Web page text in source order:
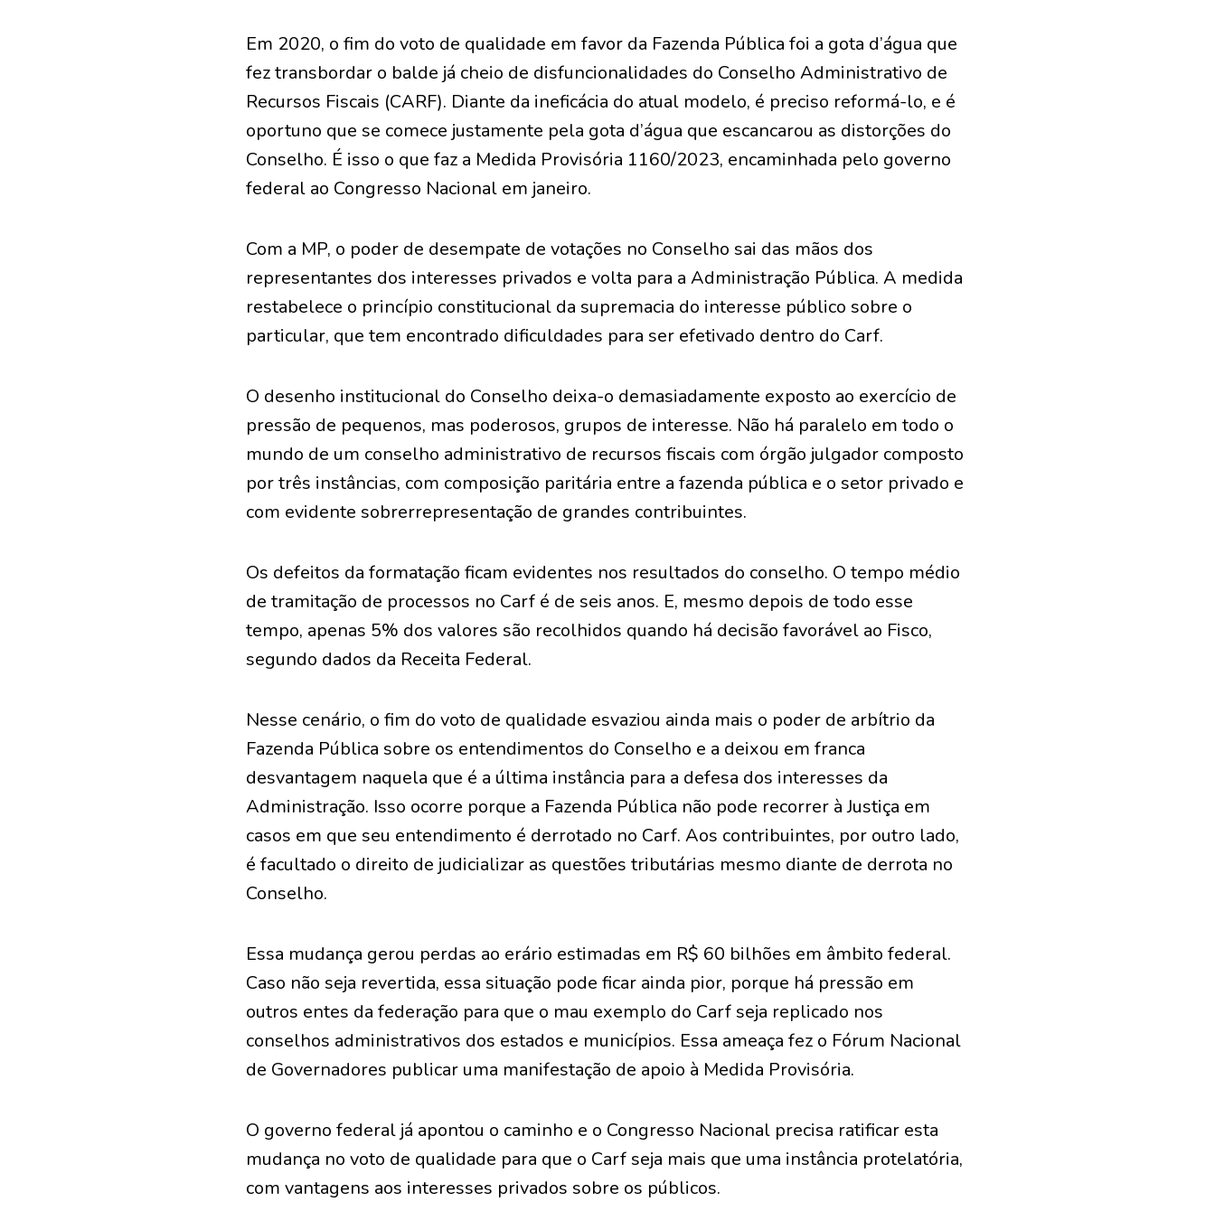
Em 2020, o fim do voto de qualidade em favor da Fazenda Pública foi a gota d’água que
fez transbordar o balde já cheio de disfuncionalidades do Conselho Administrativo de
Recursos Fiscais (CARF). Diante da ineficácia do atual modelo, é preciso reformá-lo, e é
oportuno que se comece justamente pela gota d’água que escancarou as distorções do
Conselho. É isso o que faz a Medida Provisória 1160/2023, encaminhada pelo governo
federal ao Congresso Nacional em janeiro.
Com a MP, o poder de desempate de votações no Conselho sai das mãos dos
representantes dos interesses privados e volta para a Administração Pública. A medida
restabelece o princípio constitucional da supremacia do interesse público sobre o
particular, que tem encontrado dificuldades para ser efetivado dentro do Carf.
O desenho institucional do Conselho deixa-o demasiadamente exposto ao exercício de
pressão de pequenos, mas poderosos, grupos de interesse. Não há paralelo em todo o
mundo de um conselho administrativo de recursos fiscais com órgão julgador composto
por três instâncias, com composição paritária entre a fazenda pública e o setor privado e
com evidente sobrerrepresentação de grandes contribuintes.
Os defeitos da formatação ficam evidentes nos resultados do conselho. O tempo médio
de tramitação de processos no Carf é de seis anos. E, mesmo depois de todo esse
tempo, apenas 5% dos valores são recolhidos quando há decisão favorável ao Fisco,
segundo dados da Receita Federal.
Nesse cenário, o fim do voto de qualidade esvaziou ainda mais o poder de arbítrio da
Fazenda Pública sobre os entendimentos do Conselho e a deixou em franca
desvantagem naquela que é a última instância para a defesa dos interesses da
Administração. Isso ocorre porque a Fazenda Pública não pode recorrer à Justiça em
casos em que seu entendimento é derrotado no Carf. Aos contribuintes, por outro lado,
é facultado o direito de judicializar as questões tributárias mesmo diante de derrota no
Conselho.
Essa mudança gerou perdas ao erário estimadas em R$ 60 bilhões em âmbito federal.
Caso não seja revertida, essa situação pode ficar ainda pior, porque há pressão em
outros entes da federação para que o mau exemplo do Carf seja replicado nos
conselhos administrativos dos estados e municípios. Essa ameaça fez o Fórum Nacional
de Governadores publicar uma manifestação de apoio à Medida Provisória.
O governo federal já apontou o caminho e o Congresso Nacional precisa ratificar esta
mudança no voto de qualidade para que o Carf seja mais que uma instância protelatória,
com vantagens aos interesses privados sobre os públicos.